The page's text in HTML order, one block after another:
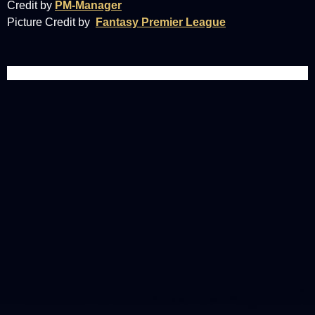
Credit by PM-Manager
Picture Credit by
Fantasy Premier League